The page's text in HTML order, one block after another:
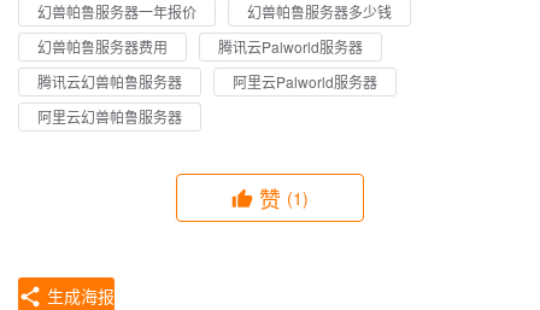
幻兽帕鲁服务器一年报价
幻兽帕鲁服务器多少钱
幻兽帕鲁服务器费用
腾讯云Palworld服务器
腾讯云幻兽帕鲁服务器
阿里云Palworld服务器
阿里云幻兽帕鲁服务器
赞 (1)
生成海报